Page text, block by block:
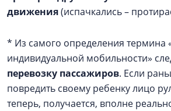
движения(испачкались –
* Из самого определения термина
индивидуальной мобильности»
перевозку пассажиров. Если
повредить своему ребенку лицо
теперь, получается, вполне